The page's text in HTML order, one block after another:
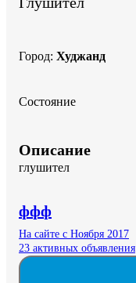
Город: Худжанд
Состояние
Описание
глушител
ффф
На сайте с Ноября 2017
23 активных объявления